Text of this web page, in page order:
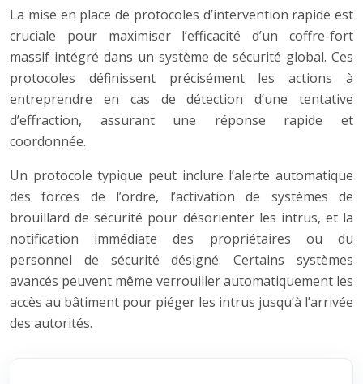
La mise en place de protocoles d’intervention rapide est
cruciale pour maximiser l’efficacité d’un coffre-fort
massif intégré dans un système de sécurité global. Ces
protocoles définissent précisément les actions à
entreprendre en cas de détection d’une tentative
d’effraction, assurant une réponse rapide et
coordonnée.
Un protocole typique peut inclure l’alerte automatique
des forces de l’ordre, l’activation de systèmes de
brouillard de sécurité pour désorienter les intrus, et la
notification immédiate des propriétaires ou du
personnel de sécurité désigné. Certains systèmes
avancés peuvent même verrouiller automatiquement les
accès au bâtiment pour piéger les intrus jusqu’à l’arrivée
des autorités.